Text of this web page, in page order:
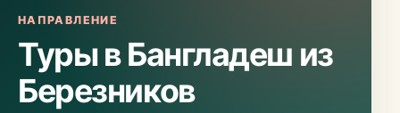
НАПРАВЛЕНИЕ
Туры в Бангладеш из
Березников